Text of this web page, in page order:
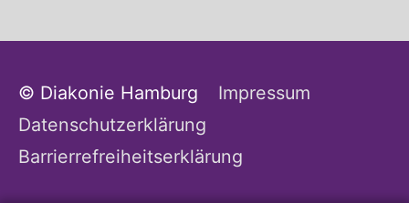
© Diakonie Hamburg
Impressum
Datenschutzerklärung
Barrierrefreiheitserklärung